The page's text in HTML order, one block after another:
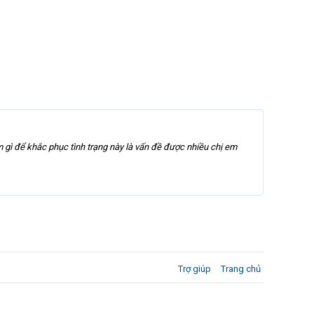
gì để khắc phục tình trạng này là vấn đề được nhiều chị em
Trợ giúp Trang chủ